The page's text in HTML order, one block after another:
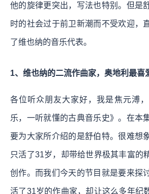
他的旋律更突出，写法也特别。但是
时的社会过于前卫新潮而不受欢迎，
了维也纳的音乐代表。
1、维也纳的二流作曲家，奥地利最喜
各位听众朋友大家好，我是焦元溥
乐，一听就懂的古典音乐史》。在本
要为大家所介绍的是舒伯特。很难想
只活了31岁，却带给世界极其丰富的
创作。而我们今天的节目就是要来探
活了31岁的作曲家，却让这么多年纪